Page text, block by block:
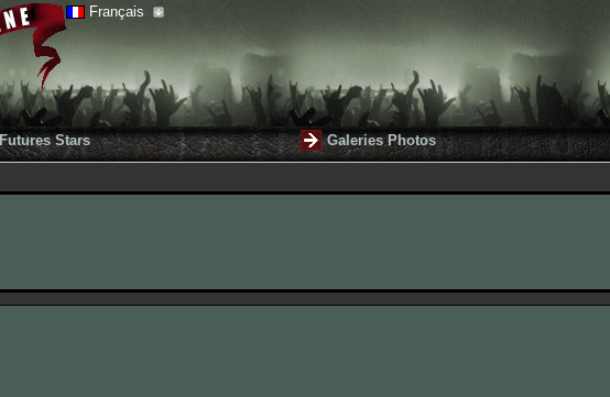
Français
Futures Stars Galeries Photos